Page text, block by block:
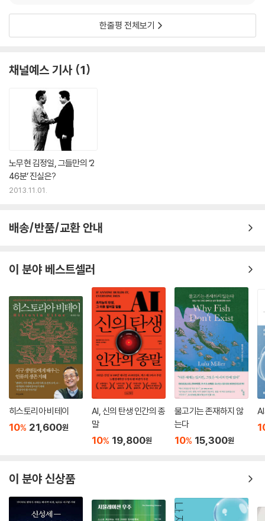
상보적 과학은 우리 과학 지식의 성격에 결정적인 변형을 촉발할 수 있다.
확장하며 분화하는 현재의 전문가적 지식과 더불어, 우리는 옛 과학의 재
생, 과거와 현재 과학에 대한 새로운 판단, 그리고 대안의 탐색을 결합하는
도 접근할 수 있는 그런 것이 될 것이다. 또한 그것은 과학 지식의 기초 내
유익하거나 또는 적어도 흥미로울 수 있다. 그것은 근본에 대한 맹목적 믿
음을 침식한다는 점에서 전문가들의 연구에 간섭이 될 수 있지만, 나는 그
것이 실제로는 이로운 효과를 전반에 만들어내리라고 믿는다. 무엇보다도
가장 신기하고 흥미로운 효과를 만들어낼 분야는 교육이다. 상보적 과학은
과학 교육의 버팀줄이 되어 전문가 훈련의 사전 교육뿐 아니라 일반 교육
의 수요에 기여할 수 있다. 그것은 아주 멀리 나아가는 발걸음이며, 그 덕분
에 교육받은 대중은 우리 우주에 대한 지식을 세우는 일에 다시 한 번 참여
할 수 있을 것이다.
“학문이란, 깊이 들어가 보면 다 그렇습니다.”
우리는 과학이 첨단의 무엇을 연구하는 것만이라고 생각하기 쉽다. 또 다
른 한 편에서는 이미 밝혀진 사실을 갖고 문제를 해결하는 것이라고 생각
하기도 한다. 장하석 교수는 이 책에서 새로운 방식의 과학 활동을 제시한
다. 장하석 교수는 진정한 과학이란 탐구하고 수정해가면서 진리에 다가가
는 역동적인 과정으로 성과를 위한 도구가 아니라 하나의 문화라고 주장한
그는 과학을 하나의 문화로 보고 과학이 역사와 철학을 포함한 인문학이나
예술 등과 교류하면서, 기존 학문의 한계를 뛰어넘는 초학제적 관점을 제
철학 연구를 통해서 과학 지식에 기여하는 학문으로, 현대의 전문가적 과
장하석 교수는 상보적 과학의 연구 방법으로 과학사와 과학철학을 제시했
다. 그는 “과학의 역사를 알다 보면 과학과 기술, 과학과 다른 학문과의 관
계가 변화무쌍하다는 것을 알게 된다”며 “고대에는 과학이 철학의 일부라
고 생각했을 뿐만 아니라 의학, 신학, 음악 등과의 관계도 밀접했기에 과학
의 다양한 연계성을 이해할 수 있을 것”이라고 국내 언론과의 인터뷰에서
말했다.
과학사를 통해 철학과 과학의 거대한 흐름을 되살린다
『온도계의 철학』은 우리나라가 사용한 섭씨온도, 미국에서 사용하는 화씨
온도, 물리학자들이 사용하는 절대온도라는 개념 이전에 다양한 온도 측정
역사의 발전 과정을 짚는다. 끓는점·어는점과 같은 온도계의 고정점을 확
정해 가는 분투는 물론, 한 세기 넘는 논쟁과 실험을 거치며 온도계의 눈금
수 있는 범위 이상의 극한의 고온이나 저온에서의 온도 측정 방법, 그리고
그것의 이론화 과정을 다뤘다.
이런 일련의 과정은 200년이나 걸린 쉽지 않은 일들이었다. 한 번 생각해
한줄평 전체보기
채널예스 기사 1
노무현 김정일, 그들만의 ‘2
46분’ 진실은?
2013.11.01.
배송/반품/교환 안내
이 분야 베스트셀러
히스토리아 비테이
10% 21,600원
AI, 신의 탄생 인간의 종
말
10% 19,800원
물고기는 존재하지 않
는다
10% 15,300원
이 분야 신상품